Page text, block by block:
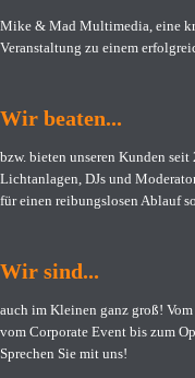
Mike & Mad Multimedia, eine
Veranstaltung zu einem
Wir beaten...
bzw. bieten unseren Kunden
Lichtanlagen, DJs und
für einen reibungslosen Ablauf
Wir sind...
auch im Kleinen ganz groß!
vom Corporate Event bis zum
Sprechen Sie mit uns!